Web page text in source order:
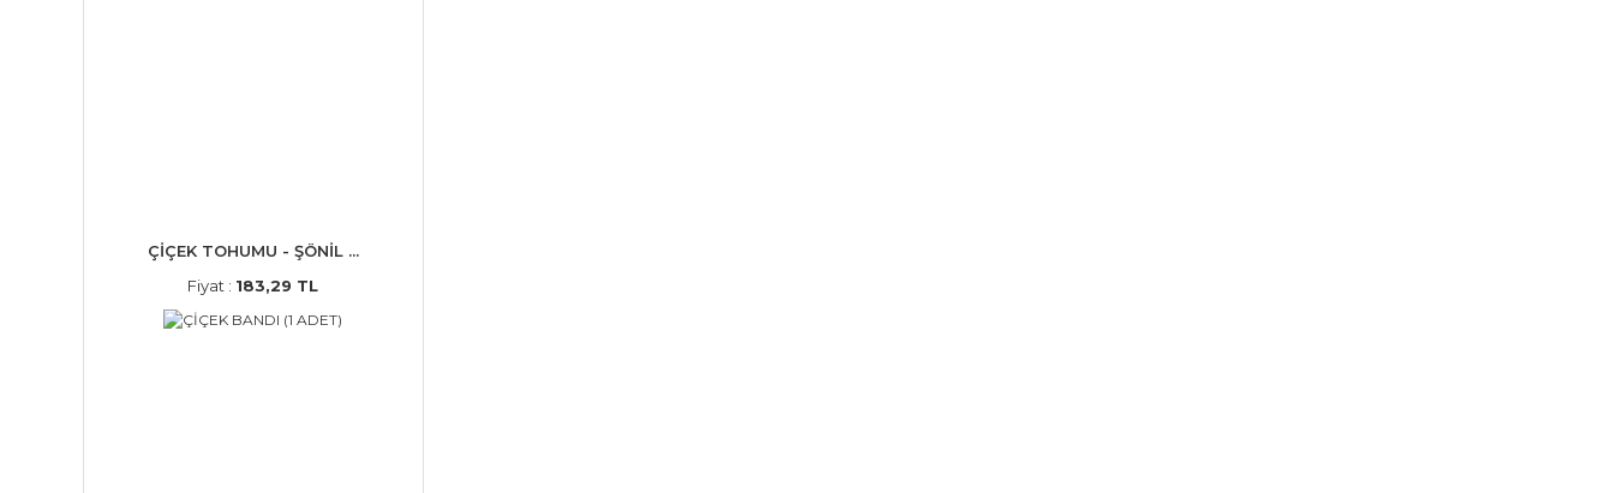
ÇİÇEK TOHUMU - ŞÖNİL ...
Fiyat : 183,29 TL